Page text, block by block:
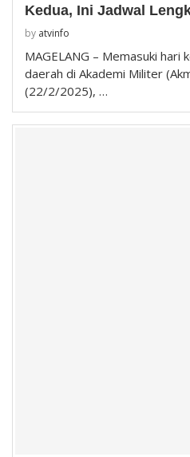
Kedua, Ini Jadwal
by atvinfo
MAGELANG – Memasuki hari
daerah di Akademi Militer
(22/2/2025), …